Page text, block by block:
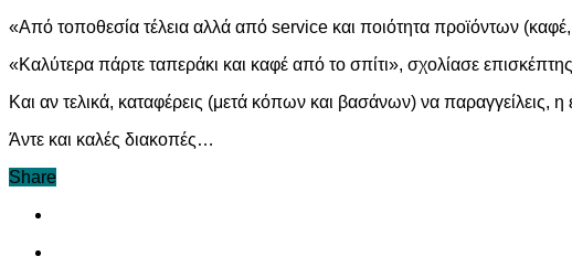
«Από τοποθεσία τέλεια αλλά από service και ποιότητα προϊόντων
«Καλύτερα πάρτε ταπεράκι και καφέ από το σπίτι», σχολίασε
Και αν τελικά, καταφέρεις (μετά κόπων και βασάνων) να παραγγείλεις,
Άντε και καλές διακοπές…
Share